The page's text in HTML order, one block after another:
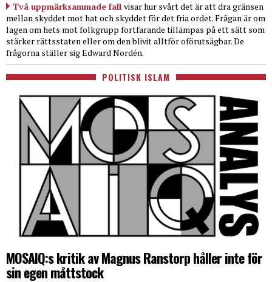
Två uppmärksammade fall visar hur svårt det är att dra gränsen
mellan skyddet mot hat och skyddet för det fria ordet. Frågan är om
lagen om hets mot folkgrupp fortfarande tillämpas på ett sätt som
stärker rättsstaten eller om den blivit alltför oförutsägbar. De
frågorna ställer sig Edward Nordén.
POLITISK ISLAM
MOSAIQ:s kritik av Magnus Ranstorp håller inte för
sin egen måttstock